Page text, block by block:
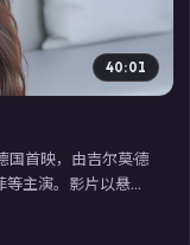
40:01
首映，由吉尔莫·德
等主演。影片以悬疑
生死营救；摄影与
观看高清电视剧在